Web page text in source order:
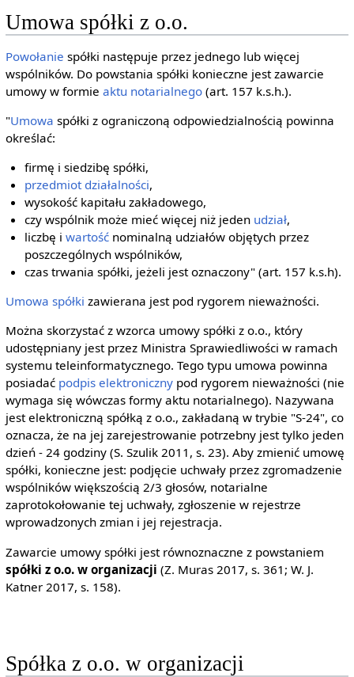
Umowa spółki z o.o.
Powołanie spółki następuje przez jednego lub więcej
wspólników. Do powstania spółki konieczne jest zawarcie
umowy w formie aktu notarialnego(art. 157 k.s.h.).
"Umowa spółki z ograniczoną odpowiedzialnością powinna
określać:
firmę i siedzibę spółki,
przedmiot działalności,
wysokość kapitału zakładowego,
czy wspólnik może mieć więcej niż jeden udział,
liczbę iwartość nominalną udziałów objętych przez
poszczególnych wspólników,
czas trwania spółki, jeżeli jest oznaczony" (art. 157 k.s.h).
Umowa spółki zawierana jest pod rygorem nieważności.
Można skorzystać z wzorca umowy spółki z o.o., który
udostępniany jest przez Ministra Sprawiedliwości w ramach
systemu teleinformatycznego. Tego typu umowa powinna
posiadać podpis elektronicznypod rygorem nieważności (nie
wymaga się wówczas formy aktu notarialnego). Nazywana
jest elektroniczną spółką z o.o., zakładaną w trybie "S-24", co
oznacza, że na jej zarejestrowanie potrzebny jest tylko jeden
dzień - 24 godziny (S. Szulik 2011, s. 23). Aby zmienić umowę
spółki, konieczne jest: podjęcie uchwały przez zgromadzenie
wspólników większością 2/3 głosów, notarialne
zaprotokołowanie tej uchwały, zgłoszenie w rejestrze
wprowadzonych zmian i jej rejestracja.
Zawarcie umowy spółki jest równoznaczne z powstaniem
spółki z o.o. w organizacji (Z. Muras 2017, s. 361; W. J.
Katner 2017, s. 158).
Spółka z o.o. w organizacji